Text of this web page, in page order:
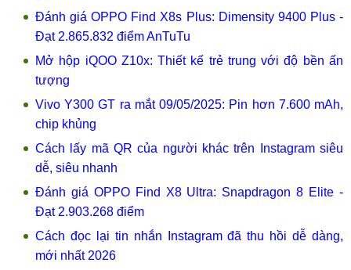
Đánh giá OPPO Find X8s Plus: Dimensity 9400 Plus -
Đạt 2.865.832 điểm AnTuTu
Mở hộp iQOO Z10x: Thiết kế trẻ trung với độ bền ấn
tượng
Vivo Y300 GT ra mắt 09/05/2025: Pin hơn 7.600 mAh,
chip khủng
Cách lấy mã QR của người khác trên Instagram siêu
dễ, siêu nhanh
Đánh giá OPPO Find X8 Ultra: Snapdragon 8 Elite -
Đạt 2.903.268 điểm
Cách đọc lại tin nhắn Instagram đã thu hồi dễ dàng,
mới nhất 2026